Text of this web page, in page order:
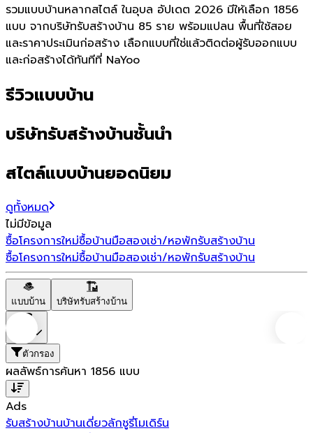
รวมแบบบ้านหลากสไตล์ ในอุบล อัปเดต 2026 มีให้เลือก 1856
แบบ จากบริษัทรับสร้างบ้าน 85 ราย พร้อมแปลน พื้นที่ใช้สอย
และราคาประเมินก่อสร้าง เลือกแบบที่ใช่แล้วติดต่อผู้รับออกแบบ
และก่อสร้างได้ทันทีที่ NaYoo
รีวิวแบบบ้าน
บริษัทรับสร้างบ้านชั้นนำ
สไตล์แบบบ้านยอดนิยม
ดูทั้งหมด
ไม่มีข้อมูล
ซื้อโครงการใหม่ซื้อบ้านมือสองเช่า/หอพักรับสร้างบ้าน
ซื้อโครงการใหม่ซื้อบ้านมือสองเช่า/หอพักรับสร้างบ้าน
แบบบ้าน บริษัทรับสร้างบ้าน
ตัวกรอง
ผลลัพธ์การค้นหา 1856 แบบ
Ads
รับสร้างบ้านบ้านเดี่ยวลักชูรี่โมเดิร์น